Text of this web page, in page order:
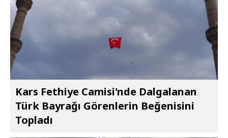
Kars Fethiye Camisi'nde Dalgalanan
Türk Bayrağı Görenlerin Beğenisini
Topladı